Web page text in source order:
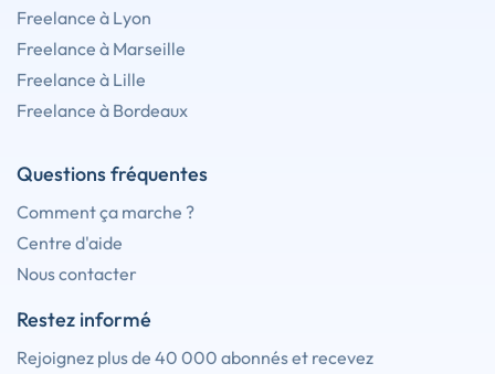
Freelance à Lyon
Freelance à Marseille
Freelance à Lille
Freelance à Bordeaux
Questions fréquentes
Comment ça marche ?
Centre d'aide
Nous contacter
Restez informé
Rejoignez plus de 40 000 abonnés et recevez